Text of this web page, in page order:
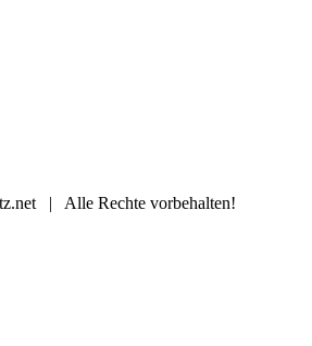
| Alle Rechte vorbehalten!